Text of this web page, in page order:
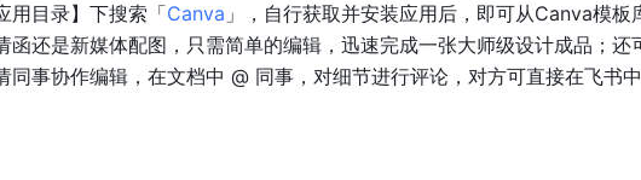
用目录】下搜索「Canva 」，自行获取并安装应用后，即可从Canva模板
函还是新媒体配图，只需简单的编辑，迅速完成一张大师级设计成品；还
同事协作编辑，在文档中 @ 同事，对细节进行评论，对方可直接在飞书